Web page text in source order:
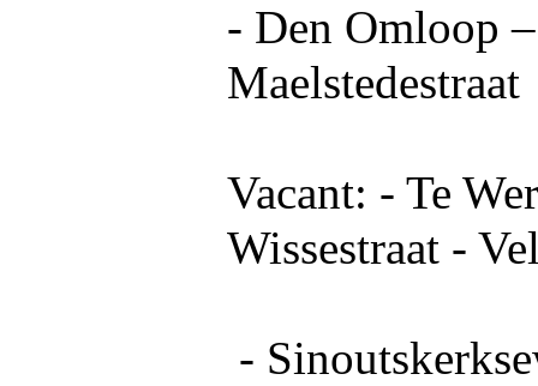
- Den Omloop
Maelstedestraat
Vacant: - Te
Wissestraat -
-